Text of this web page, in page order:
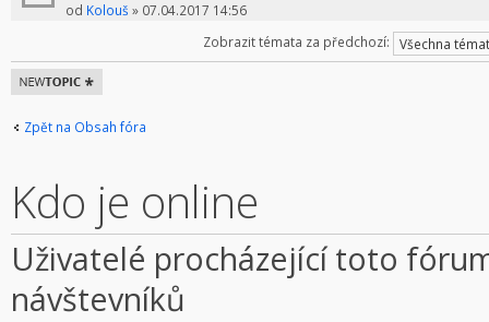
od Kolouš » 07.04.2017 14:56
Zobrazit témata za předchozí:
Odeslat nové
téma
Zpět na Obsah fóra
Kdo je online
Uživatelé procházející toto
návštevníků